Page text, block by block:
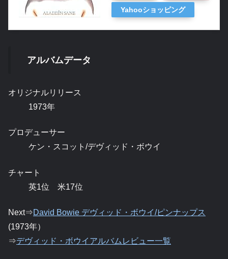
Yahooショッピング
アルバムデータ
オリジナルリリース
1973年
プロデューサー
ケン・スコット/デヴィッド・ボウイ
チャート
英1位 米17位
Next⇒David Bowie デヴィッド・ボウイ/ピンナップス
(1973年）
⇒デヴィッド・ボウイアルバムレビュー一覧